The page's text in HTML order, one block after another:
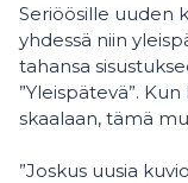
Seriöösille uuden
yhdessä niin
tahansa
”Yleispätevä”.
skaalaan, tämä
”Joskus uusia